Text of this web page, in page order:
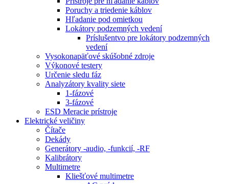
Poruchy a triedenie káblov
Hľadanie pod omietkou
Lokátory podzemných vedení
Príslušentvo pre lokátory podzemných
vedení
Vysokonapäťové skúšobné zdroje
Výkonové testery
Určenie sledu fáz
Analyzátory kvality siete
1-fázové
3-fázové
ESD Meracie prístroje
Elektrické veličiny
Čítače
Dekády
Generátory -audio, -funkcií, -RF
Kalibrátory
Multimetre
Kliešťové multimetre